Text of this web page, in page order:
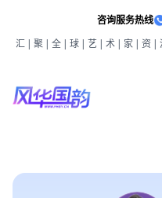
咨询服务热线
汇|聚|全|球|艺|术|家|资|